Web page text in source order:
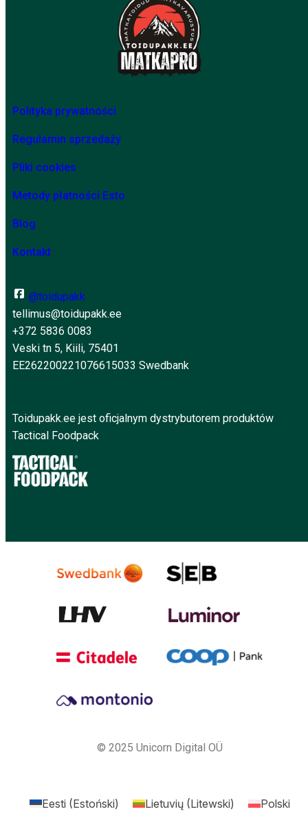
Polityka prywatności
Regulamin sprzedaży
Pliki cookies
Metody płatności Esto
Blog
Kontakt
@toidupakk
tellimus@toidupakk.ee
+372 5836 0083
Veski tn 5, Kiili, 75401
EE262200221076615033 Swedbank
Toidupakk.ee jest oficjalnym dystrybutorem produktów
Tactical Foodpack
© 2025 Unicorn Digital OÜ
Eesti (Estoński) Lietuvių(Litewski) Polski